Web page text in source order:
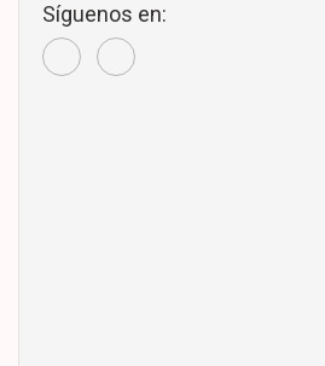
Síguenos en: